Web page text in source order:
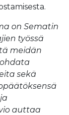
on Sematin
työssä
meidän
sekä
auttaa